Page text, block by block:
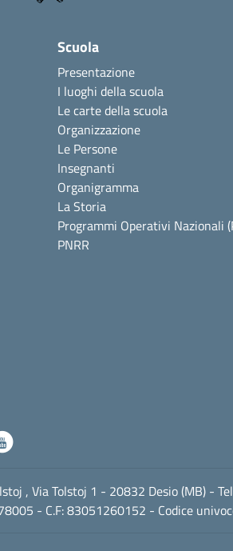
Scuola
Presentazione
I luoghi della scuola
Le carte della scuola
Organizzazione
Le Persone
Insegnanti
Organigramma
La Storia
Programmi Operativi Nazionali
PNRR
, Via Tolstoj 1 - 20832 Desio (MB) -
- C.F: 83051260152 - Codice